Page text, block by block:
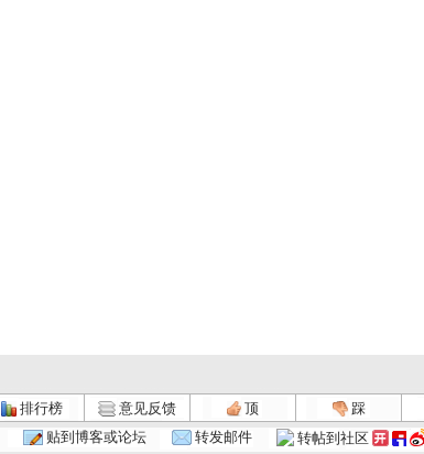
排行榜 意见反馈 顶 踩
贴到博客或论坛 转发邮件 转帖到社区
东方少年3... 东方少年4... 东方少年5...